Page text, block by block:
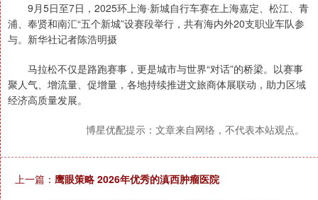
9月5日至7日，2025环上海·新城自行车赛在上海嘉定、松江、青
浦、奉贤和南汇“五个新城”设赛段举行，共有海内外20支职业车队参
与。新华社记者陈浩明摄
马拉松不仅是路跑赛事，更是城市与世界“对话”的桥梁。以赛事
聚人气、增流量、促增量，各地持续推进文旅商体展联动，助力区域
经济高质量发展。
博星优配提示：文章来自网络，不代表本站观点。
上一篇： 鹰眼策略 2026年优秀的滇西肿瘤医院